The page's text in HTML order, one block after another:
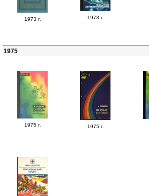
1973 г. 1973 г.
1975
1975 г. 1975 г.